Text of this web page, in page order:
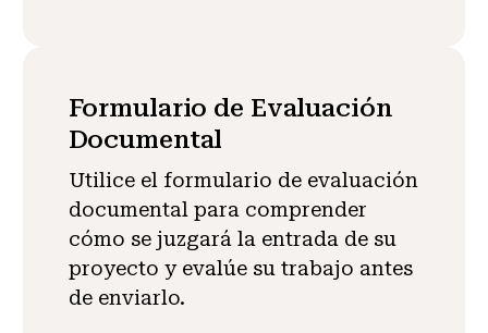
Formulario de Evaluación
Documental
Utilice el formulario de evaluación
documental para comprender
cómo se juzgará la entrada de su
proyecto y evalúe su trabajo antes
de enviarlo.